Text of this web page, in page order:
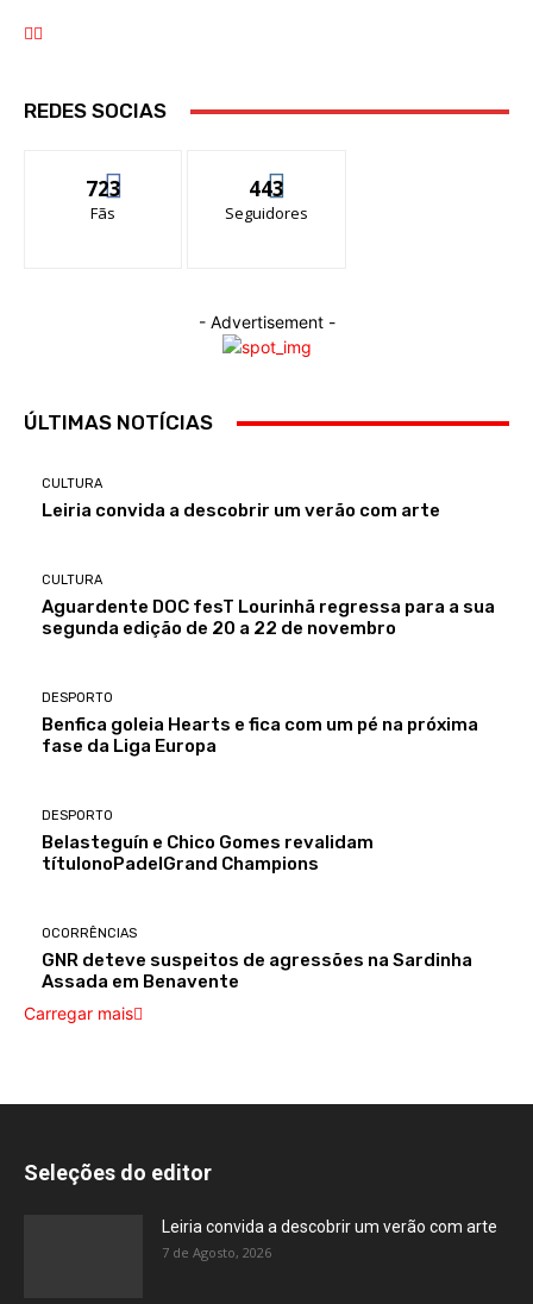
REDES SOCIAS
723
Fãs
443
Seguidores
- Advertisement -
ÚLTIMAS NOTÍCIAS
CULTURA
Leiria convida a descobrir um verão com arte
CULTURA
Aguardente DOC fesT Lourinhã regressa para a sua
segunda edição de 20 a 22 de novembro
DESPORTO
Benfica goleia Hearts e fica com um pé na próxima
fase da Liga Europa
DESPORTO
Belasteguín e Chico Gomes revalidam
títulonoPadelGrand Champions
OCORRÊNCIAS
GNR deteve suspeitos de agressões na Sardinha
Assada em Benavente
Carregar mais
Seleções do editor
Leiria convida a descobrir um verão com arte
7 de Agosto, 2026